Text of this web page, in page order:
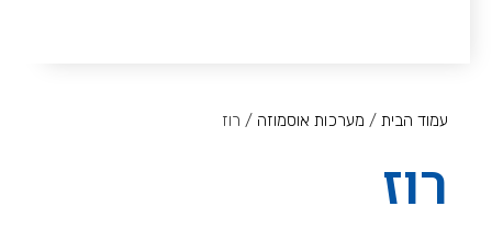
עמוד הבית / מערכות אוסמוזה / רוז
רוז